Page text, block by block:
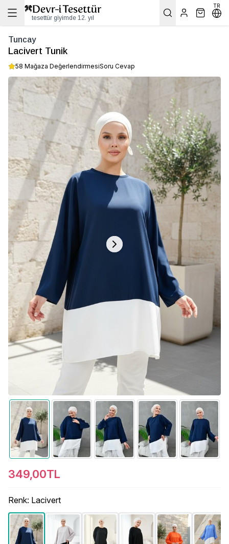
tesettür giyimde 12. yıl
TR
Tuncay
Lacivert Tunik
58 Mağaza DeğerlendirmesiSoru Cevap
349,00TL
Renk: Lacivert